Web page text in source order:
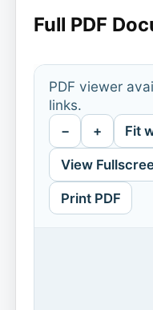
Full PDF
PDF viewer
links.
− + Fit
View
Print PDF